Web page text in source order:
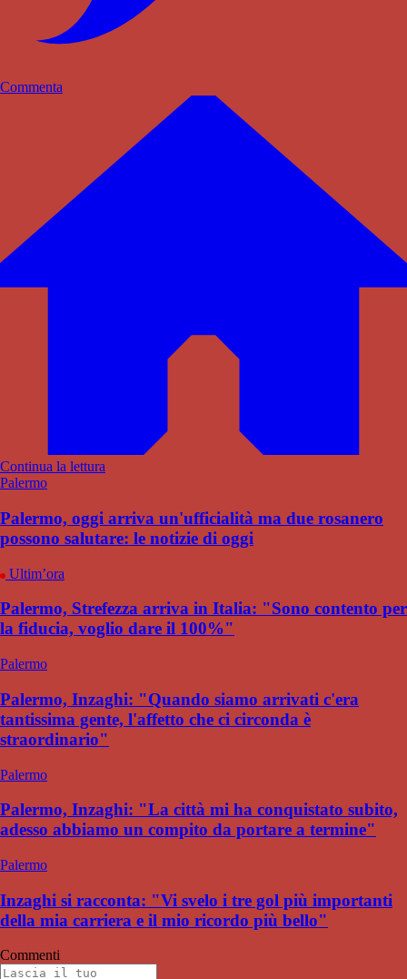
Commenta
Continua la lettura
Palermo
Palermo, oggi arriva un'ufficialità ma due rosanero
possono salutare: le notizie di oggi
Ultim’ora
Palermo, Strefezza arriva in Italia: "Sono contento per
la fiducia, voglio dare il 100%"
Palermo
Palermo, Inzaghi: "Quando siamo arrivati c'era
tantissima gente, l'affetto che ci circonda è
straordinario"
Palermo
Palermo, Inzaghi: "La città mi ha conquistato subito,
adesso abbiamo un compito da portare a termine"
Palermo
Inzaghi si racconta: "Vi svelo i tre gol più importanti
della mia carriera e il mio ricordo più bello"
Commenti